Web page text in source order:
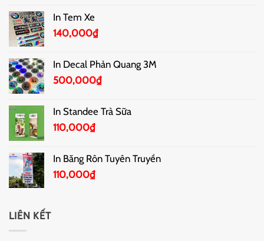
In Tem Xe
140,000₫
In Decal Phản Quang 3M
500,000₫
In Standee Trà Sữa
110,000₫
In Băng Rôn Tuyên Truyền
110,000₫
LIÊN KẾT